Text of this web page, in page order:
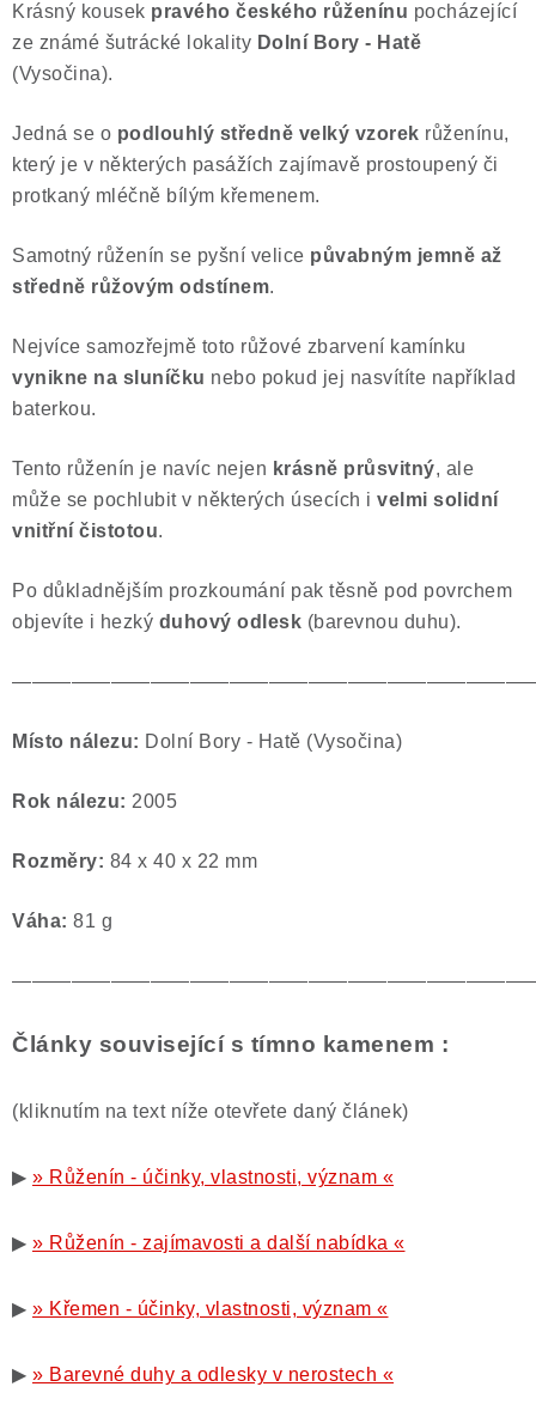
Výkup minerálů a drahých kamenů
Formulář pro uplatnění reklamace
Poučení o právu na odstoupení od smlouvy
Krásný kousek pravého českého růženínu pocházející
ze známé šutrácké lokality Dolní Bory - Hatě
(Vysočina).
Jedná se o podlouhlý středně velký vzorek růženínu,
který je v některých pasážích zajímavě prostoupený či
protkaný mléčně bílým křemenem.
Samotný růženín se pyšní velice půvabným jemně až
středně růžovým odstínem.
Nejvíce samozřejmě toto růžové zbarvení kamínku
vynikne na sluníčku nebo pokud jej nasvítíte například
baterkou.
Tento růženín je navíc nejen krásně průsvitný, ale
může se pochlubit v některých úsecích i velmi solidní
vnitřní čistotou.
Po důkladnějším prozkoumání pak těsně pod povrchem
objevíte i hezký duhový odlesk (barevnou duhu).
Místo nálezu: Dolní Bory - Hatě (Vysočina)
Rok nálezu: 2005
Rozměry: 84 x 40 x 22 mm
Váha: 81 g
Články související s tímno kamenem :
(kliknutím na text níže otevřete daný článek)
▶ » Růženín - účinky, vlastnosti, význam «
▶ » Růženín - zajímavosti a další nabídka «
▶ » Křemen - účinky, vlastnosti, význam «
▶ » Barevné duhy a odlesky v nerostech «